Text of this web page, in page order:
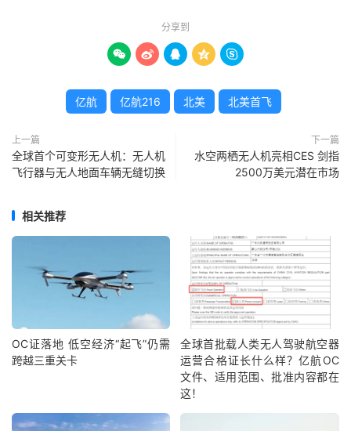
分享到
    
亿航 亿航216 北美 北美首飞
上一篇
全球首个可变形无人机：无人机
飞行器与无人地面车辆无缝切换
下一篇
水空两栖无人机亮相CES 剑指
2500万美元潜在市场
相关推荐
OC证落地 低空经济“起飞”仍需
跨越三重关卡
全球首批载人类无人驾驶航空器
运营合格证长什么样？亿航OC
文件、适用范围、批准内容都在
这！